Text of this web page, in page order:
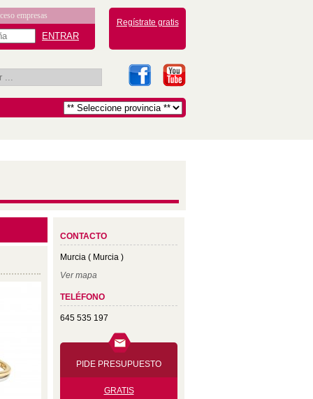
Regístrate gratis
empresas
CONTACTO
Murcia ( Murcia )
Ver mapa
TELÉFONO
645 535 197
PIDE PRESUPUESTO
GRATIS